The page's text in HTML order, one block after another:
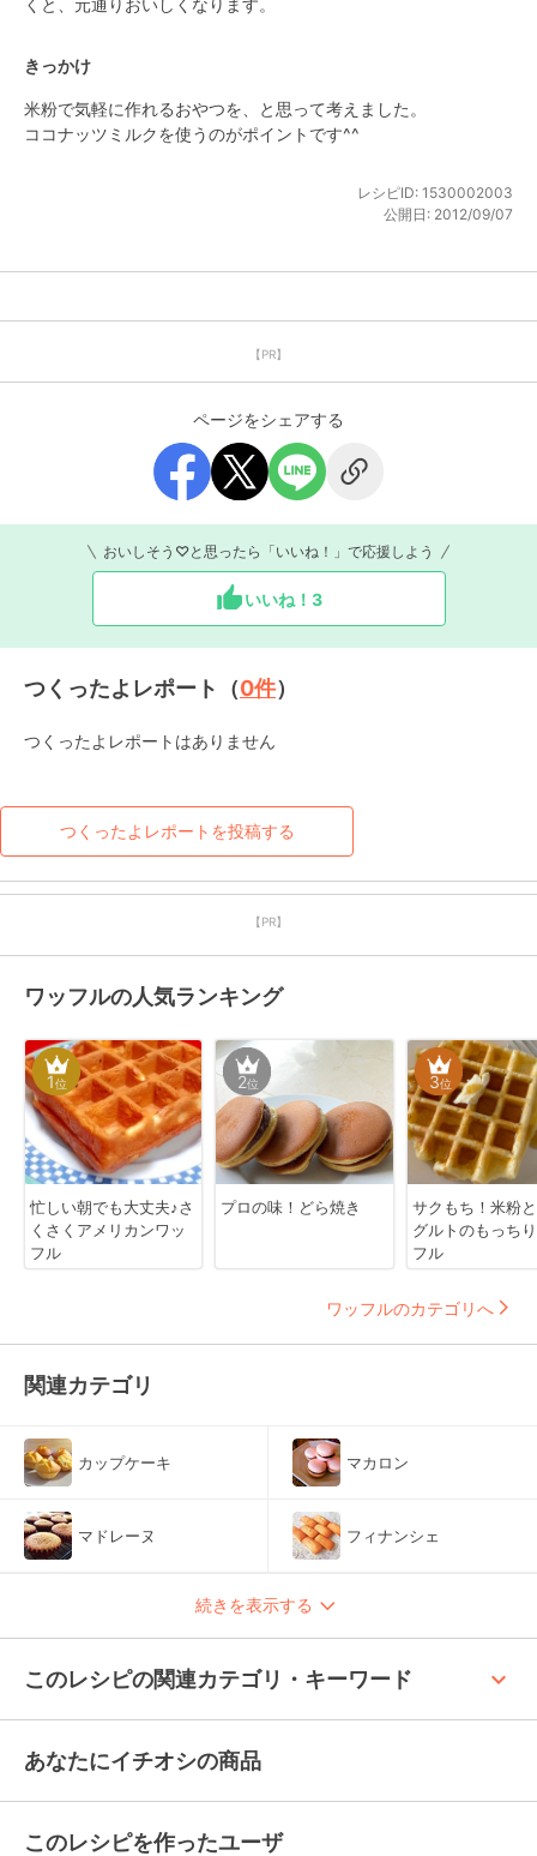
くと、元通りおいしくなります。
きっかけ
米粉で気軽に作れるおやつを、と思って考えました。
ココナッツミルクを使うのがポイントです^^
レシピID: 1530002003
公開日: 2012/09/07
【PR】
ページをシェアする
おいしそう♡と思ったら「いいね！」で応援しよう
いいね！ 3
つくったよレポート（0件）
つくったよレポートはありません
つくったよレポートを投稿する
【PR】
ワッフルの人気ランキング
1位
忙しい朝でも大丈夫♪さ
くさくアメリカンワッ
フル
2位
プロの味！どら焼き
3位
サクもち！米粉
グルトのもっち
フル
ワッフルのカテゴリへ
関連カテゴリ
カップケーキ マカロン
マドレーヌ フィナンシェ
続きを表示する
このレシピの関連カテゴリ・キーワード keyboard_arrow_up
あなたにイチオシの商品
このレシピを作ったユーザ